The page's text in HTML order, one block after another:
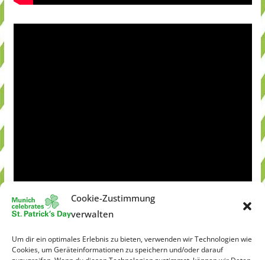
Cookie-Zustimmung
verwalten
Um dir ein optimales Erlebnis zu bieten, verwenden wir Technologien wie
Cookies, um Geräteinformationen zu speichern und/oder darauf